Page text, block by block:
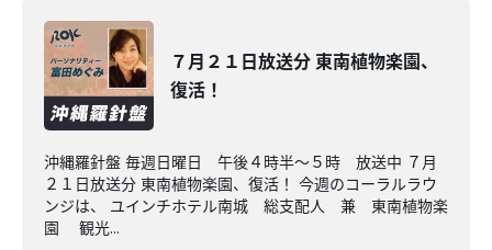
７月２１日放送分 東南植物楽園、
復活！
沖縄羅針盤 毎週日曜日 午後４時半～５時 放送中 ７月
２１日放送分 東南植物楽園、復活！ 今週のコーラルラウ
ンジは、 ユインチホテル南城 総支配人 兼 東南植物楽
園 観光...